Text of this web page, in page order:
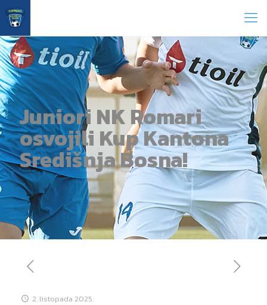
Juniori NK Romari
osvojili Kup Kantona
Središnja Bosna!
2. listopada 2025.